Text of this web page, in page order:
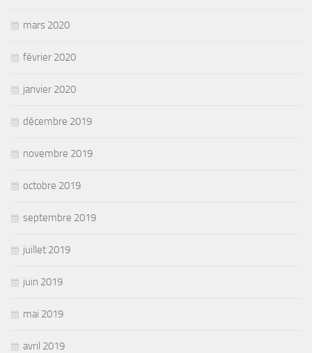
mars 2020
février 2020
janvier 2020
décembre 2019
novembre 2019
octobre 2019
septembre 2019
juillet 2019
juin 2019
mai 2019
avril 2019